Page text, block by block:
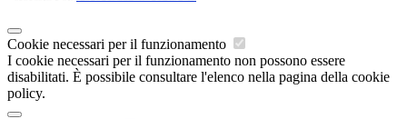
Cookie necessari per il funzionamento
I cookie necessari per il funzionamento non possono essere
disabilitati. È possibile consultare l'elenco nella pagina della cookie
policy.